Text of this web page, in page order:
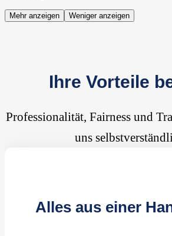
Mehr anzeigen Weniger anzeigen
Ihre Vorteile
Professionalität, Fairness und
uns
Alles aus einer